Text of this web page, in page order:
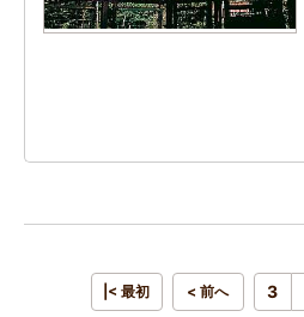
|< 最初 < 前へ 3